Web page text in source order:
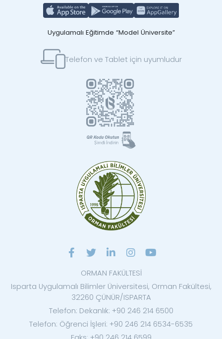
Uygulamalı Eğitimde “Model Üniversite”
Telefon ve Tablet için uyumludur
ORMAN FAKÜLTESİ
Isparta Uygulamalı Bilimler Üniversitesi, Orman Fakültesi,
32260 ÇÜNÜR/ISPARTA
Telefon: Dekanlık: +90 246 214 6500
Telefon: Öğrenci İşleri: +90 246 214 6534-6535